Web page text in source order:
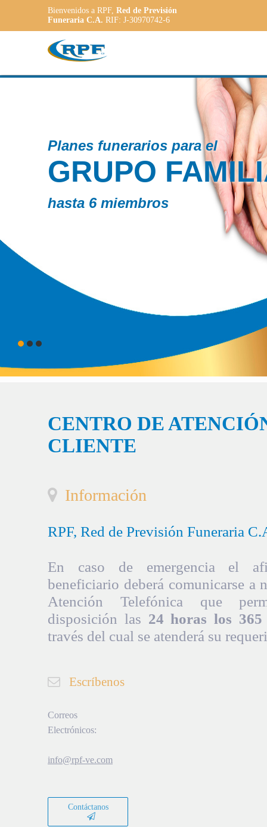
Bienvenidos a RPF, Red de Previsión
Funeraria C.A. RIF: J-30970742-6
a las
CENTRO DE
CLIENTE
Información
RPF, Red de Previsión Funeraria
En caso de emergencia el
beneficiario deberá comunicarse a
Atención Telefónica que
disposición las 24 horas los
través del cual se atenderá su
Escríbenos
Correos
Electrónicos:
info@rpf-ve.com
Contáctanos